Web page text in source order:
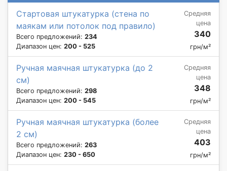
Стартовая штукатурка (стена по
маякам или потолок под правило)
Всего предложений: 234
Диапазон цен: 200 - 525
Средняя
цена
340
грн/м²
Ручная маячная штукатурка (до 2
см)
Всего предложений: 298
Диапазон цен: 200 - 545
Средняя
цена
348
грн/м²
Ручная маячная штукатурка (более
2 см)
Всего предложений: 263
Диапазон цен: 230 - 650
Средняя
цена
403
грн/м²